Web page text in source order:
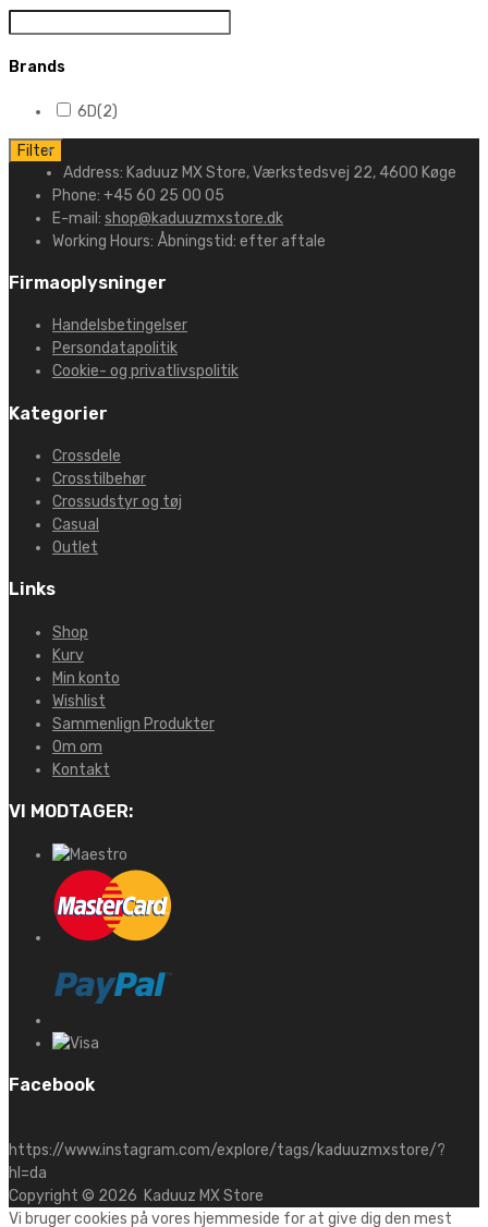
Brands
6D(2)
Filter
Address: Kaduuz MX Store, Værkstedsvej 22, 4600 Køge
Phone: +45 60 25 00 05
E-mail: shop@kaduuzmxstore.dk
Working Hours: Åbningstid: efter aftale
Firmaoplysninger
Handelsbetingelser
Persondatapolitik
Cookie- og privatlivspolitik
Kategorier
Crossdele
Crosstilbehør
Crossudstyr og tøj
Casual
Outlet
Links
Shop
Kurv
Min konto
Wishlist
Sammenlign Produkter
Om om
Kontakt
VI MODTAGER:
Facebook
https://www.instagram.com/explore/tags/kaduuzmxstore/?
hl=da
Copyright © 2026 Kaduuz MX Store
Vi bruger cookies på vores hjemmeside for at give dig den mest